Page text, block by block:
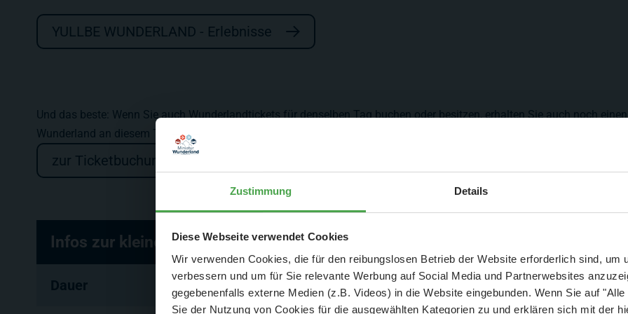
Zustimmung Details
Diese Webseite verwendet Cookies
Wir verwenden Cookies, die für den reibungslosen Betrieb der Website erforderlich sind, um
verbessern und um für Sie relevante Werbung auf Social Media und Partnerwebsites
gegebenenfalls externe Medien (z.B. Videos) in die Website eingebunden. Wenn Sie auf
Sie der Nutzung von Cookies für die ausgewählten Kategorien zu und erklären sich mit der
YULLBE WUNDERLAND - Erlebnisse
Und das beste: Wenn Sie auch Wunderlandtickets für denselben Tag buchen oder besitzen, erhalten Sie auch noch
Wunderland an diesem Tag zu jeder Uhrzeit bevorzugt besuchen.
zur Ticketbuchung
Infos zur kleinen VR-Tour im Überblick
Dauer 10 min
Aktuelle Mitteilung
Der Spar-Hammer: 25 % Ersparnis bei Große Pötte & kleine
und September - ohne Wartezeit
- Abendliche Hafenrundfahrt/Lichterfahrt 🛥️
- anschließender Wunderland-BesuchOHNEWartezeit 🚂